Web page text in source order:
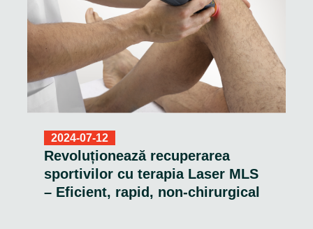
2024-07-12
Revoluționează recuperarea
sportivilor cu terapia Laser MLS
– Eficient, rapid, non-chirurgical